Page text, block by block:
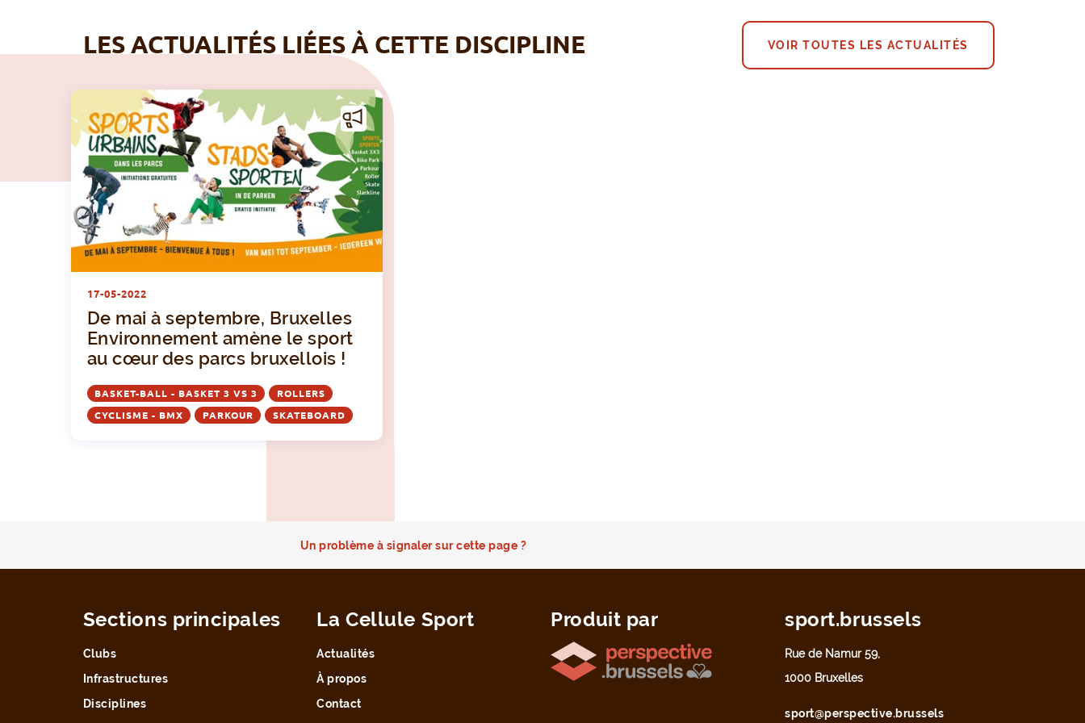
LES ACTUALITÉS LIÉES À CETTE DISCIPLINE VOIR TOUTES LES ACTUALITÉS
A
CTU
ALIT
É
17-05-2022
De mai à septembre, Bruxelles
Environnement amène le sport
au cœur des parcs bruxellois !
BASKET-BALL - BASKET 3 VS 3 ROLLERS
CYCLISME - BMX PARKOUR SKATEBOARD
Un problème à signaler sur cette page ?
Sections principales
Clubs
Infrastructures
Disciplines
La Cellule Sport
Actualités
À propos
Contact
Produit par sport.brussels
Rue de Namur 59,
1000 Bruxelles
sport@perspective.brussels